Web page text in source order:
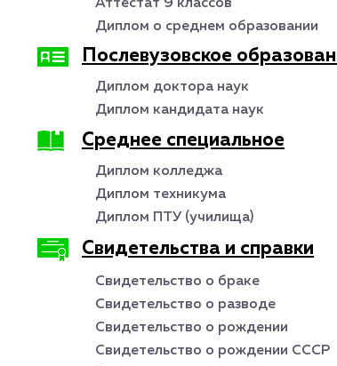
Аттестат 9 классов
Диплом о среднем образовании
Послевузовское
Диплом доктора наук
Диплом кандидата наук
Среднее специальное
Диплом колледжа
Диплом техникума
Диплом ПТУ (училища)
Свидетельства и справки
Свидетельство о браке
Свидетельство о разводе
Свидетельство о рождении
Свидетельство о рождении СССР